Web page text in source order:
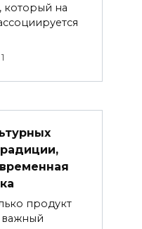
который на
1
продукт
важный